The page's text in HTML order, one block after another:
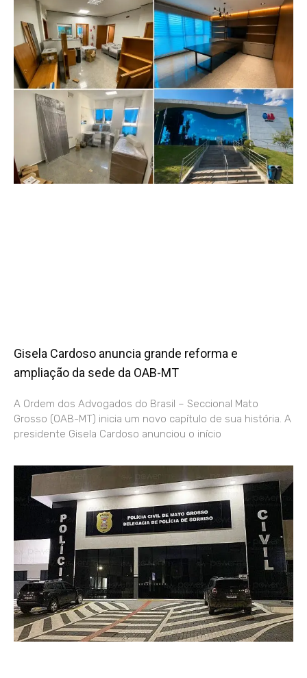
Gisela Cardoso anuncia grande reforma e
ampliação da sede da OAB-MT
A Ordem dos Advogados do Brasil – Seccional Mato
Grosso (OAB-MT) inicia um novo capítulo de sua história. A
presidente Gisela Cardoso anunciou o início